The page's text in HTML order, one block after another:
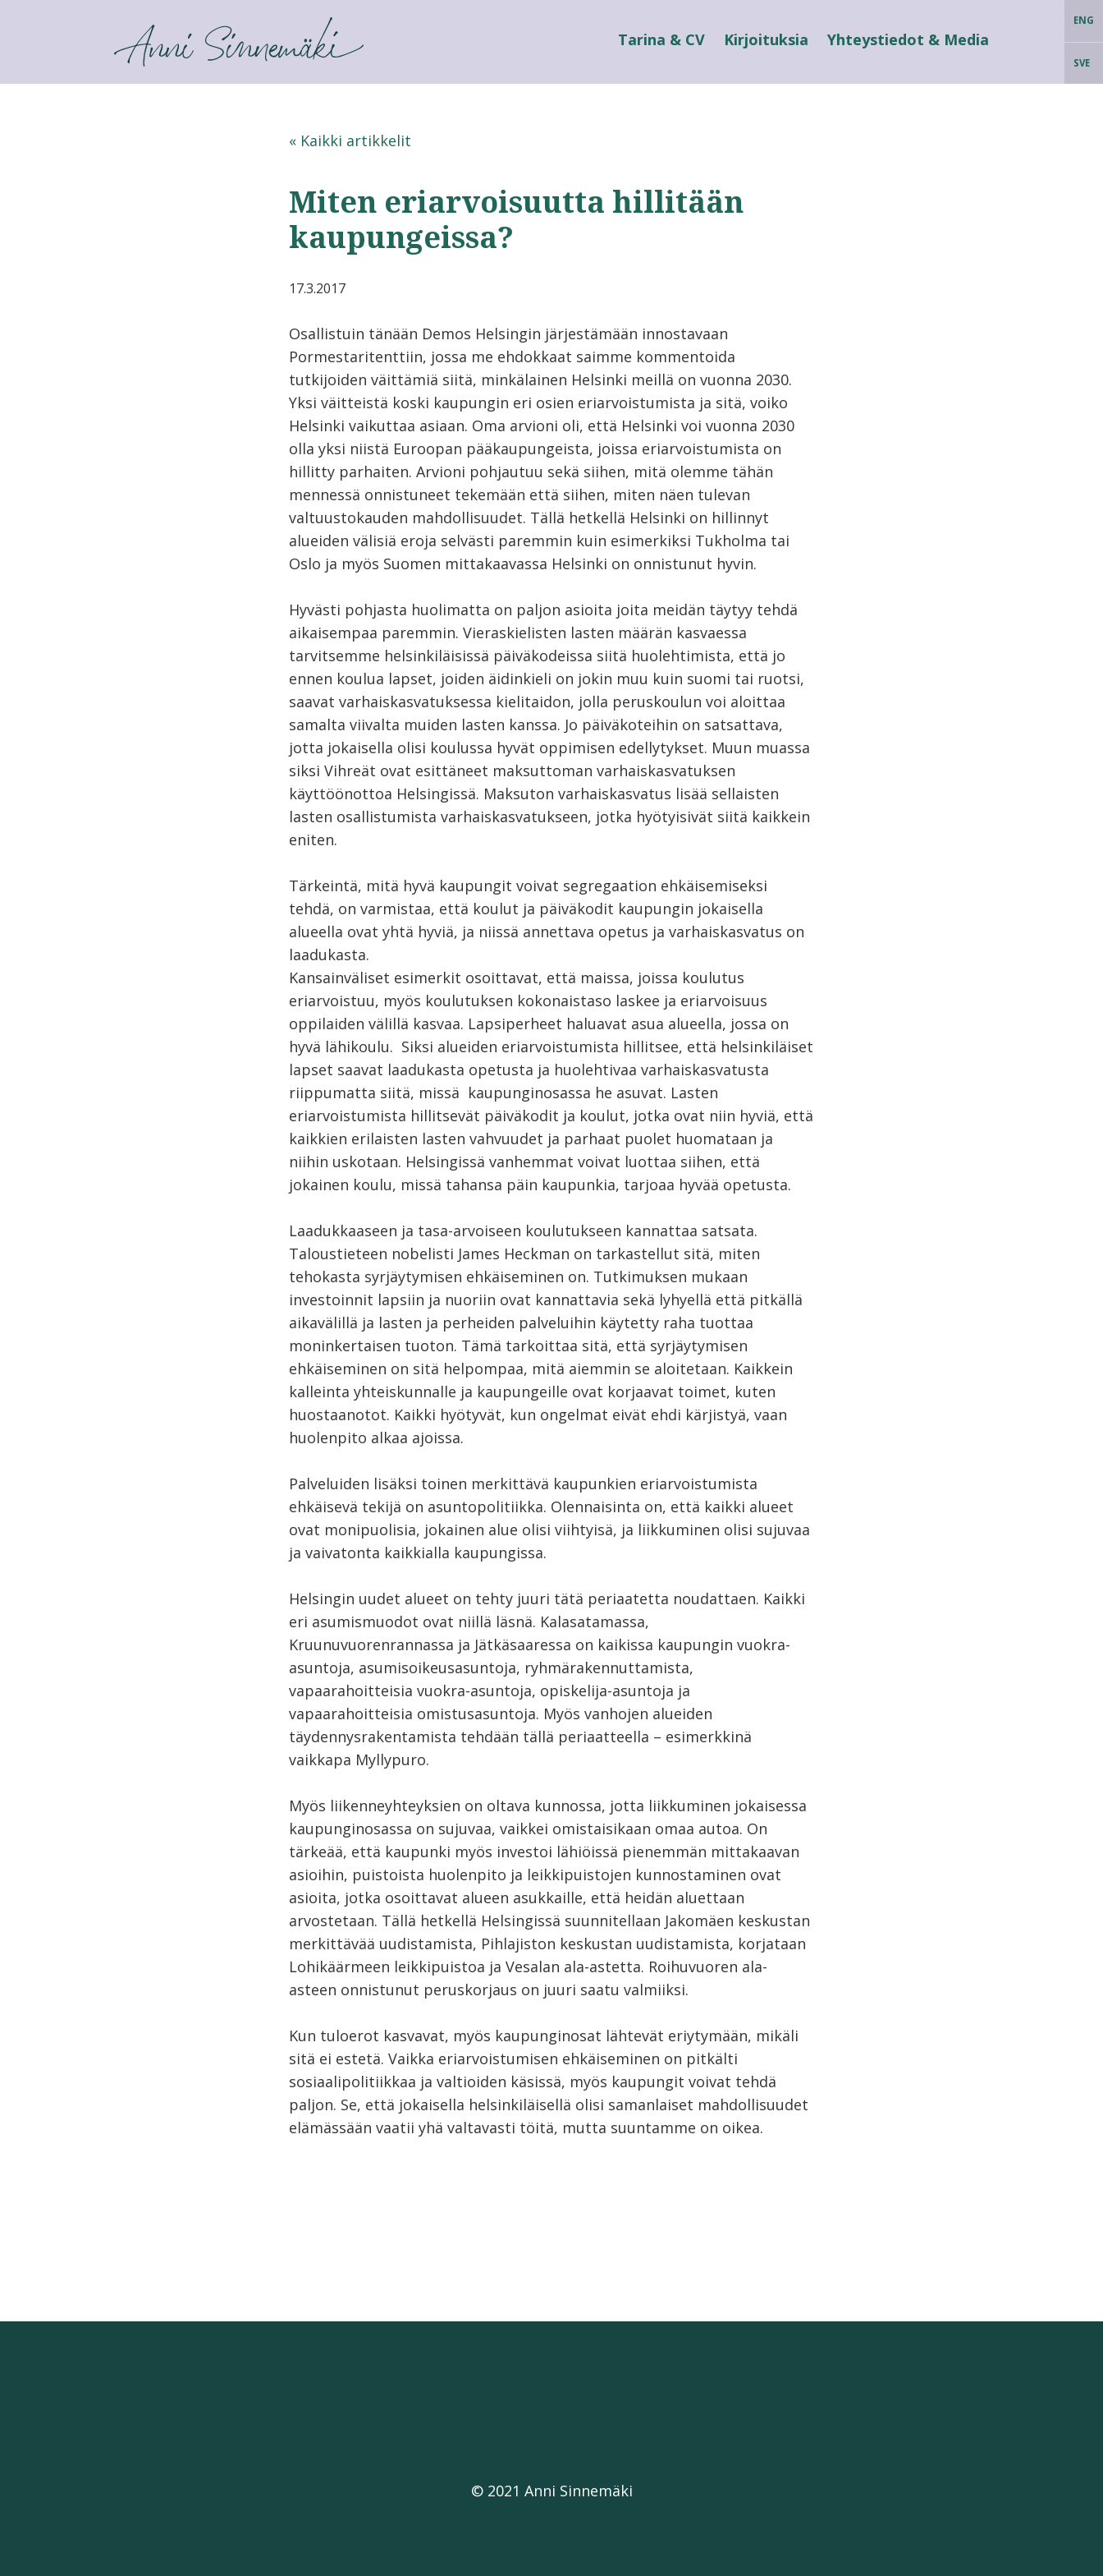
ANNI SINNEMÄKI ENG
SVE
Tarina & CV Kirjoituksia Yhteystiedot & Media
« Kaikki artikkelit
Miten eriarvoisuutta hillitään
kaupungeissa?
17.3.2017
Osallistuin tänään Demos Helsingin järjestämään innostavaan
Pormestaritenttiin, jossa me ehdokkaat saimme kommentoida
tutkijoiden väittämiä siitä, minkälainen Helsinki meillä on vuonna 2030.
Yksi väitteistä koski kaupungin eri osien eriarvoistumista ja sitä, voiko
Helsinki vaikuttaa asiaan. Oma arvioni oli, että Helsinki voi vuonna 2030
olla yksi niistä Euroopan pääkaupungeista, joissa eriarvoistumista on
hillitty parhaiten. Arvioni pohjautuu sekä siihen, mitä olemme tähän
mennessä onnistuneet tekemään että siihen, miten näen tulevan
valtuustokauden mahdollisuudet. Tällä hetkellä Helsinki on hillinnyt
alueiden välisiä eroja selvästi paremmin kuin esimerkiksi Tukholma tai
Oslo ja myös Suomen mittakaavassa Helsinki on onnistunut hyvin.
Hyvästi pohjasta huolimatta on paljon asioita joita meidän täytyy tehdä
aikaisempaa paremmin. Vieraskielisten lasten määrän kasvaessa
tarvitsemme helsinkiläisissä päiväkodeissa siitä huolehtimista, että jo
ennen koulua lapset, joiden äidinkieli on jokin muu kuin suomi tai ruotsi,
saavat varhaiskasvatuksessa kielitaidon, jolla peruskoulun voi aloittaa
samalta viivalta muiden lasten kanssa. Jo päiväkoteihin on satsattava,
jotta jokaisella olisi koulussa hyvät oppimisen edellytykset. Muun muassa
siksi Vihreät ovat esittäneet maksuttoman varhaiskasvatuksen
käyttöönottoa Helsingissä. Maksuton varhaiskasvatus lisää sellaisten
lasten osallistumista varhaiskasvatukseen, jotka hyötyisivät siitä kaikkein
eniten.
Tärkeintä, mitä hyvä kaupungit voivat segregaation ehkäisemiseksi
tehdä, on varmistaa, että koulut ja päiväkodit kaupungin jokaisella
alueella ovat yhtä hyviä, ja niissä annettava opetus ja varhaiskasvatus on
laadukasta.
Kansainväliset esimerkit osoittavat, että maissa, joissa koulutus
eriarvoistuu, myös koulutuksen kokonaistaso laskee ja eriarvoisuus
oppilaiden välillä kasvaa. Lapsiperheet haluavat asua alueella, jossa on
hyvä lähikoulu. Siksi alueiden eriarvoistumista hillitsee, että helsinkiläiset
lapset saavat laadukasta opetusta ja huolehtivaa varhaiskasvatusta
riippumatta siitä, missä kaupunginosassa he asuvat. Lasten
eriarvoistumista hillitsevät päiväkodit ja koulut, jotka ovat niin hyviä, että
kaikkien erilaisten lasten vahvuudet ja parhaat puolet huomataan ja
niihin uskotaan. Helsingissä vanhemmat voivat luottaa siihen, että
jokainen koulu, missä tahansa päin kaupunkia, tarjoaa hyvää opetusta.
Laadukkaaseen ja tasa-arvoiseen koulutukseen kannattaa satsata.
Taloustieteen nobelisti James Heckman on tarkastellut sitä, miten
tehokasta syrjäytymisen ehkäiseminen on. Tutkimuksen mukaan
investoinnit lapsiin ja nuoriin ovat kannattavia sekä lyhyellä että pitkällä
aikavälillä ja lasten ja perheiden palveluihin käytetty raha tuottaa
moninkertaisen tuoton. Tämä tarkoittaa sitä, että syrjäytymisen
ehkäiseminen on sitä helpompaa, mitä aiemmin se aloitetaan. Kaikkein
kalleinta yhteiskunnalle ja kaupungeille ovat korjaavat toimet, kuten
huostaanotot. Kaikki hyötyvät, kun ongelmat eivät ehdi kärjistyä, vaan
huolenpito alkaa ajoissa.
Palveluiden lisäksi toinen merkittävä kaupunkien eriarvoistumista
ehkäisevä tekijä on asuntopolitiikka. Olennaisinta on, että kaikki alueet
ovat monipuolisia, jokainen alue olisi viihtyisä, ja liikkuminen olisi sujuvaa
ja vaivatonta kaikkialla kaupungissa.
Helsingin uudet alueet on tehty juuri tätä periaatetta noudattaen. Kaikki
eri asumismuodot ovat niillä läsnä. Kalasatamassa,
Kruunuvuorenrannassa ja Jätkäsaaressa on kaikissa kaupungin vuokra-
asuntoja, asumisoikeusasuntoja, ryhmärakennuttamista,
vapaarahoitteisia vuokra-asuntoja, opiskelija-asuntoja ja
vapaarahoitteisia omistusasuntoja. Myös vanhojen alueiden
täydennysrakentamista tehdään tällä periaatteella – esimerkkinä
vaikkapa Myllypuro.
Myös liikenneyhteyksien on oltava kunnossa, jotta liikkuminen jokaisessa
kaupunginosassa on sujuvaa, vaikkei omistaisikaan omaa autoa. On
tärkeää, että kaupunki myös investoi lähiöissä pienemmän mittakaavan
asioihin, puistoista huolenpito ja leikkipuistojen kunnostaminen ovat
asioita, jotka osoittavat alueen asukkaille, että heidän aluettaan
arvostetaan. Tällä hetkellä Helsingissä suunnitellaan Jakomäen keskustan
merkittävää uudistamista, Pihlajiston keskustan uudistamista, korjataan
Lohikäärmeen leikkipuistoa ja Vesalan ala-astetta. Roihuvuoren ala-
asteen onnistunut peruskorjaus on juuri saatu valmiiksi.
Kun tuloerot kasvavat, myös kaupunginosat lähtevät eriytymään, mikäli
sitä ei estetä. Vaikka eriarvoistumisen ehkäiseminen on pitkälti
sosiaalipolitiikkaa ja valtioiden käsissä, myös kaupungit voivat tehdä
paljon. Se, että jokaisella helsinkiläisellä olisi samanlaiset mahdollisuudet
elämässään vaatii yhä valtavasti töitä, mutta suuntamme on oikea.
© 2021 Anni Sinnemäki